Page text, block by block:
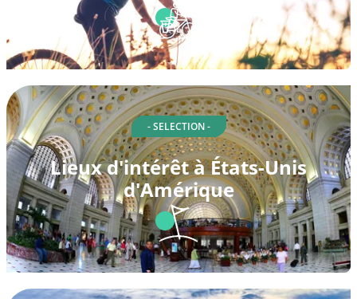
- SELECTION -
Lieux d'intérêt à États-Unis
d'Amérique